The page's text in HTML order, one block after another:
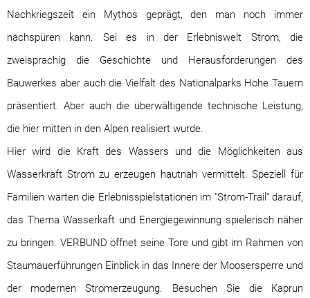
Nachkriegszeit ein Mythos geprägt, den man noch immer
nachspüren kann. Sei es in der Erlebniswelt Strom, die
zweisprachig die Geschichte und Herausforderungen des
Bauwerkes aber auch die Vielfalt des Nationalparks Hohe Tauern
präsentiert. Aber auch die überwältigende technische Leistung,
die hier mitten in den Alpen realisiert wurde.
Hier wird die Kraft des Wassers und die Möglichkeiten aus
Wasserkraft Strom zu erzeugen hautnah vermittelt. Speziell für
Familien warten die Erlebnisspielstationen im "Strom-Trail" darauf,
das Thema Wasserkaft und Energiegewinnung spielerisch näher
zu bringen. VERBUND öffnet seine Tore und gibt im Rahmen von
Staumauerführungen Einblick in das Innere der Moosersperre und
der modernen Stromerzeugung. Besuchen Sie die Kaprun